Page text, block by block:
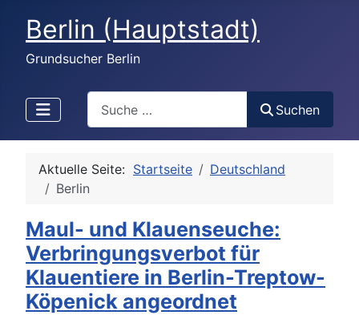
Berlin (Hauptstadt)
Grundsucher Berlin
Suchen
Aktuelle Seite: Startseite
Deutschland
Berlin
Maul- und Klauenseuche:
Verbringungsverbot für
Klauentiere in Berlin-Treptow-
Köpenick angeordnet